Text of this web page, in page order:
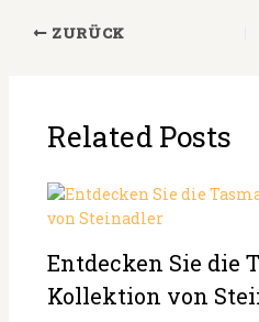
ZURÜCK
Related Posts
Entdecken Sie die
Kollektion von